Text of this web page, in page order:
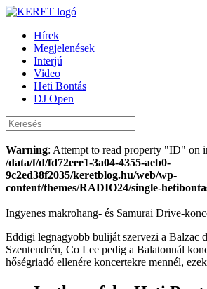
Hírek
Megjelenések
Interjú
Video
Heti Bontás
DJ Open
Warning: Attempt to read property "ID" on
/data/f/d/fd72eee1-3a04-4355-aeb0-
9c2ed38f2035/keretblog.hu/web/wp-
content/themes/RADIO24/single-
Ingyenes makrohang- és Samurai Drive-
Eddigi legnagyobb buliját szervezi a Balzac
Szentendrén, Co Lee pedig a Balatonnál
hőségriadó ellenére koncertekre mennél,